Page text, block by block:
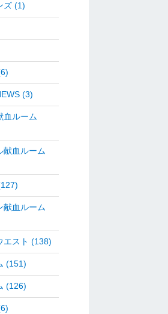
ズ (1)
(3)
血ルーム
献血ルーム
献血ルーム
エスト (138)
(151)
(126)